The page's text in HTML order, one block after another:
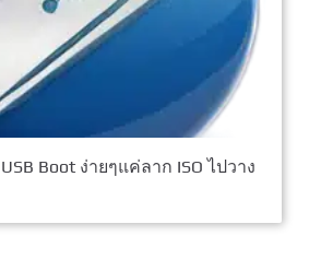
Boot ง่ายๆแค่ลาก ISO ไปวาง